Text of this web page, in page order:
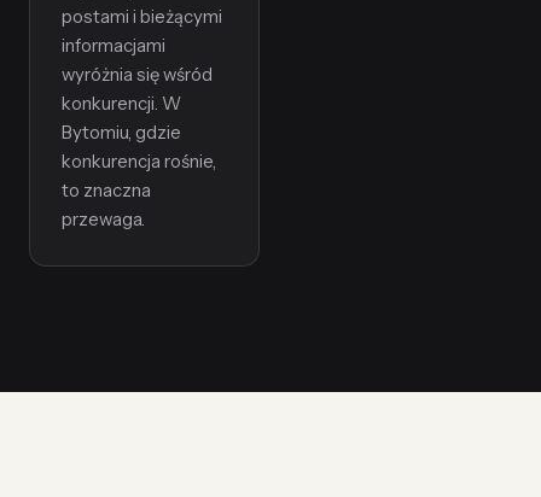
postami i bieżącymi
informacjami
wyróżnia się wśród
konkurencji. W
Bytomiu, gdzie
konkurencja rośnie,
to znaczna
przewaga.